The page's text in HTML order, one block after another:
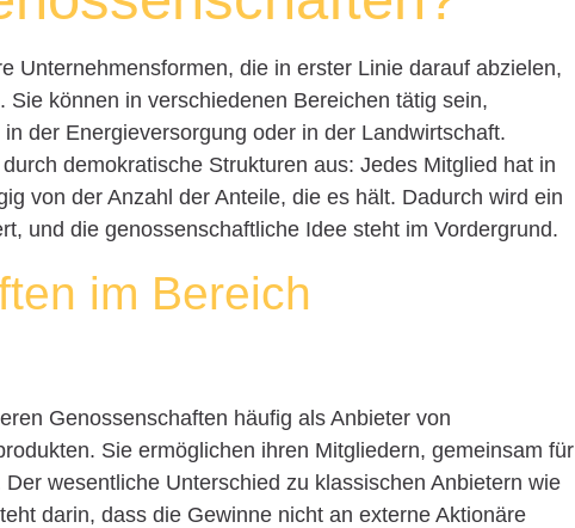
Unternehmensformen, die in erster Linie darauf abzielen,
Sie können in verschiedenen Bereichen tätig sein,
der Energieversorgung oder in der Landwirtschaft.
demokratische Strukturen aus: Jedes Mitglied hat in
von der Anzahl der Anteile, die es hält. Dadurch wird ein
und die genossenschaftliche Idee steht im Vordergrund.
im Bereich
Genossenschaften häufig als Anbieter von
Sie ermöglichen ihren Mitgliedern, gemeinsam für
wesentliche Unterschied zu klassischen Anbietern wie
darin, dass die Gewinne nicht an externe Aktionäre